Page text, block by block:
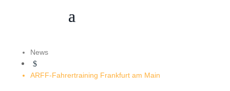
News
$
ARFF-Fahrertraining Frankfurt am Main